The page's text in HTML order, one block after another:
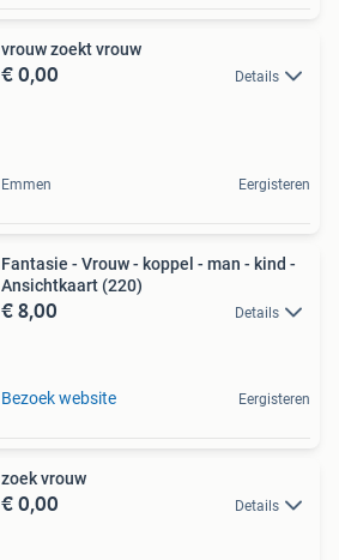
vrouw zoekt vrouw
€ 0,00 Details
Emmen Eergisteren
Fantasie - Vrouw - koppel - man - kind -
Ansichtkaart (220)
€ 8,00 Details
Bezoek website Eergisteren
zoek vrouw
€ 0,00 Details